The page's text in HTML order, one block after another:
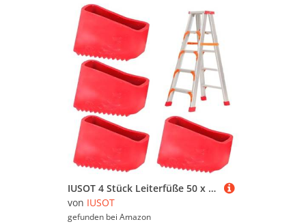
dann schauen Sie sich auch unsere anderen
Baumarktartikel von IUSOT
an oder stöbern Sie in
dem gesamten Möbelsortiment sämtlicher
Leitern. Oder suchen Sie gezielt nach Möbeln von
IUSOT? Dann besuchen Sie unsere Abteilung mit
sämtlichen Möbeln der Marke IUSOT. Mit Hilfe
der Filter oben auf der Seite können Sie auch
gezielt Leitern von anderen Marken ansehen und
in bestimmten Preiskategorien sowie nach
reduzierten Angeboten suchen. Lassen Sie sich
inspirieren - wir wünschen Ihnen viel Spaß dabei!
IUSOT 4 Stück Leiterfüße 50 x 20 mm (Rot), Gummifüße für Leitern, Hochwertige Gummi Leiterfüße, Fußkappen/Schutzkappen für Leitern, Universal Ersatzfußabdeckungen für Leiter Füße
von IUSOT
gefunden bei Amazon